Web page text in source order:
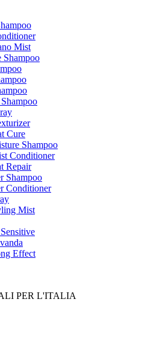
Mist
Shampoo
Cure
Shampoo
Conditioner
Repair
Shampoo
Conditioner
Mist
Effect
PER L'ITALIA